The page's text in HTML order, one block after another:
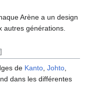
Arène a un design
autres générations.
]
de Kanto Johto
dans les différentes